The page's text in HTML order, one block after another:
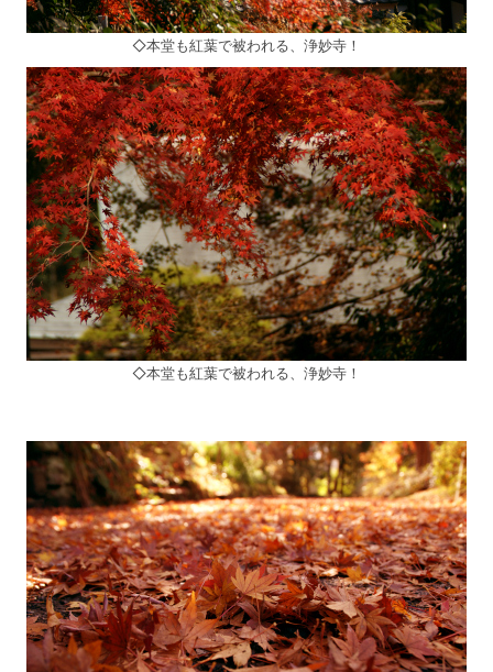
◇本堂も紅葉で被われる、浄妙寺！
◇本堂も紅葉で被われる、浄妙寺！